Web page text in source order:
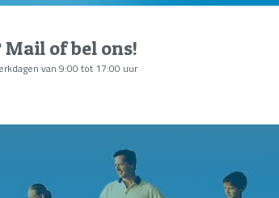
Mail of bel ons!
van 9:00 tot 17:00 uur